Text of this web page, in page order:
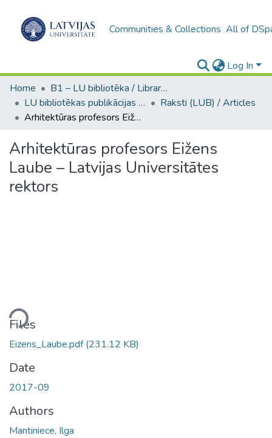
Communities & Collections All of
Log In
Home
B1 – LU bibliotēka / Library of the UL
LU bibliotēkas publikācijas / Publications of the University Library
Raksti (LUB) / Articles
Arhitektūras profesors Eižens Laube – Latvijas Universitātes rektors
Arhitektūras profesors Eižens
Laube – Latvijas Universitātes
rektors
Files
Eizens_Laube.pdf(231.12 KB)
Date
2017-09
Authors
Mantiniece, Ilga